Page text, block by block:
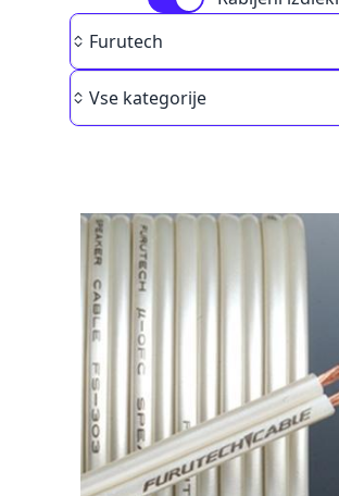
Brand
Furutech
Category
Vse kategorije